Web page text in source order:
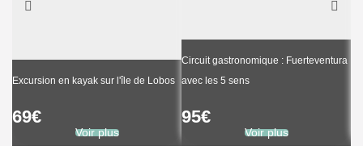
Excursion en kayak sur l'île de Lobos
69€
Voir plus
Circuit gastronomique : Fuerteventura
avec les 5 sens
95€
Voir plus